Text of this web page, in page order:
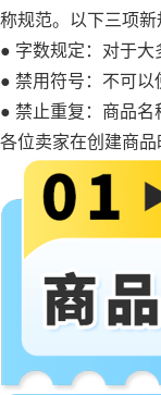
称规范。以下三项新
● 字数规定：对于大
● 禁用符号：不可以
● 禁止重复：商品
各位卖家在创建商